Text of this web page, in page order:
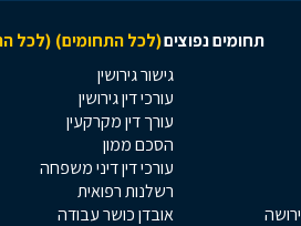
תחומים נפוצים(לכל התחומים) (לכל
גישור גירושין
עורכי דין גירושין
עורך דין מקרקעין
הסכם ממון
עורכי דין דיני משפחה
רשלנות רפואית
אובדן כושר עבודה